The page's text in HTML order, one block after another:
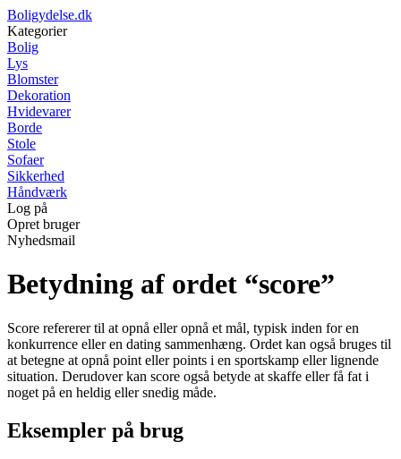
Boligydelse.dk
Kategorier
Bolig
Lys
Blomster
Dekoration
Hvidevarer
Borde
Stole
Sofaer
Sikkerhed
Håndværk
Log på
Opret bruger
Nyhedsmail
Betydning af ordet “score”
Score refererer til at opnå eller opnå et mål, typisk inden for en
konkurrence eller en dating sammenhæng. Ordet kan også bruges til
at betegne at opnå point eller points i en sportskamp eller lignende
situation. Derudover kan score også betyde at skaffe eller få fat i
noget på en heldig eller snedig måde.
Eksempler på brug